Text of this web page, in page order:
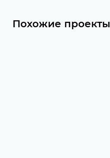
Похожие проекты